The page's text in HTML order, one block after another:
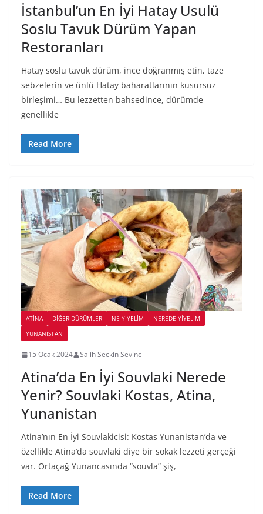
İstanbul’un En İyi Hatay Usulü
Soslu Tavuk Dürüm Yapan
Restoranları
Hatay soslu tavuk dürüm, ince doğranmış etin, taze
sebzelerin ve ünlü Hatay baharatlarının kusursuz
birleşimi… Bu lezzetten bahsedince, dürümde
genellikle
Read More
ATINA DIĞER DÜRÜMLER NE YİYELİM
NEREDE YİYELİM
YUNANISTAN
15 Ocak 2024 Salih Seckin Sevinc
Atina’da En İyi Souvlaki Nerede
Yenir? Souvlaki Kostas, Atina,
Yunanistan
Atina’nın En İyi Souvlakicisi: Kostas Yunanistan’da ve
özellikle Atina’da souvlaki diye bir sokak lezzeti gerçeği
var. Ortaçağ Yunancasında “souvla” şiş,
Read More